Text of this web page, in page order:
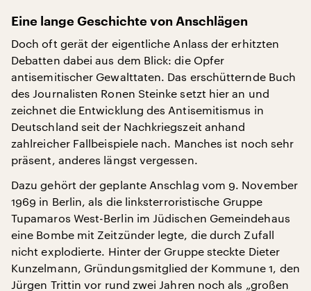
Eine lange Geschichte von Anschlägen
Doch oft gerät der eigentliche Anlass der erhitzten
Debatten dabei aus dem Blick: die Opfer
antisemitischer Gewalttaten. Das erschütternde Buch
des Journalisten Ronen Steinke setzt hier an und
zeichnet die Entwicklung des Antisemitismus in
Deutschland seit der Nachkriegszeit anhand
zahlreicher Fallbeispiele nach. Manches ist noch sehr
präsent, anderes längst vergessen.
Dazu gehört der geplante Anschlag vom 9. November
1969 in Berlin, als die linksterroristische Gruppe
Tupamaros West-Berlin im Jüdischen Gemeindehaus
eine Bombe mit Zeitzünder legte, die durch Zufall
nicht explodierte. Hinter der Gruppe steckte Dieter
Kunzelmann, Gründungsmitglied der Kommune 1, den
Jürgen Trittin vor rund zwei Jahren noch als „großen